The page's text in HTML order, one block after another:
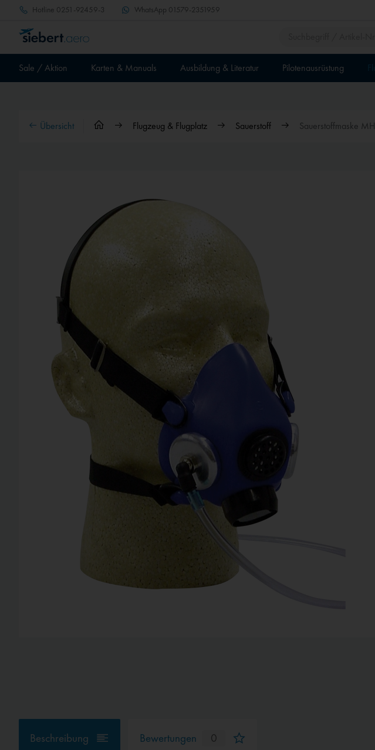
Hotline 0251-92459-3 WhatsApp 01579-2351959
Sale / Aktion Karten & Manuals Ausbildung & Literatur Pilotenausrüstung
Übersicht Flugzeug & Flugplatz Sauerstoff Sauerstoffmaske
Beschreibung Bewertungen 0